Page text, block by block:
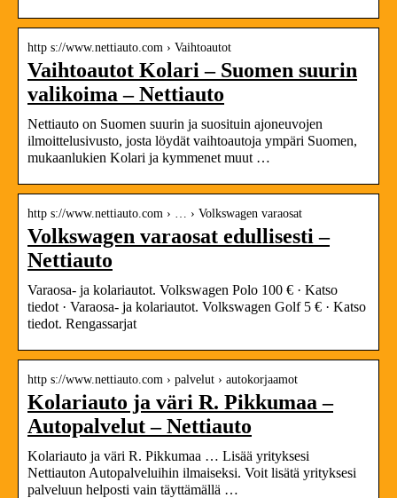
http s://www.nettiauto.com › Vaihtoautot
Vaihtoautot Kolari – Suomen suurin
valikoima – Nettiauto
Nettiauto on Suomen suurin ja suosituin ajoneuvojen
ilmoittelusivusto, josta löydät vaihtoautoja ympäri Suomen,
mukaanlukien Kolari ja kymmenet muut …
http s://www.nettiauto.com › … › Volkswagen varaosat
Volkswagen varaosat edullisesti –
Nettiauto
Varaosa- ja kolariautot. Volkswagen Polo 100 € · Katso
tiedot · Varaosa- ja kolariautot. Volkswagen Golf 5 € · Katso
tiedot. Rengassarjat
http s://www.nettiauto.com › palvelut › autokorjaamot
Kolariauto ja väri R. Pikkumaa –
Autopalvelut – Nettiauto
Kolariauto ja väri R. Pikkumaa … Lisää yrityksesi
Nettiauton Autopalveluihin ilmaiseksi. Voit lisätä yrityksesi
palveluun helposti vain täyttämällä …